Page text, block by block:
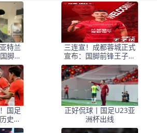
特兰
脚，
新星
三连宣！成都蓉城正式
宣布：国脚前锋王子铭
加盟球队
国足
史首
正好侃球丨国足U23亚
洲杯出线